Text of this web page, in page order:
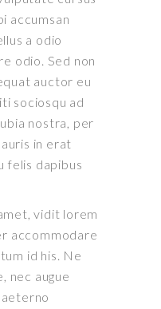
accumsan
a odio
odio. Sed non
auctor eu
sociosqu ad
nostra, per
in erat
felis dapibus
vidit lorem
accommodare
id his. Ne
nec augue